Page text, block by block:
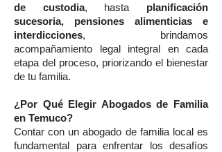
de custodia, hasta planificación
sucesoria, pensiones alimenticias e
interdicciones, brindamos
acompañamiento legal integral en cada
etapa del proceso, priorizando el bienestar
de tu familia.
¿Por Qué Elegir Abogados de Familia
en Temuco?
Contar con un abogado de familia local es
fundamental para enfrentar los desafíos